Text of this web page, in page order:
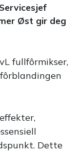
Øst gir deg
fullfôrmikser,
Dette